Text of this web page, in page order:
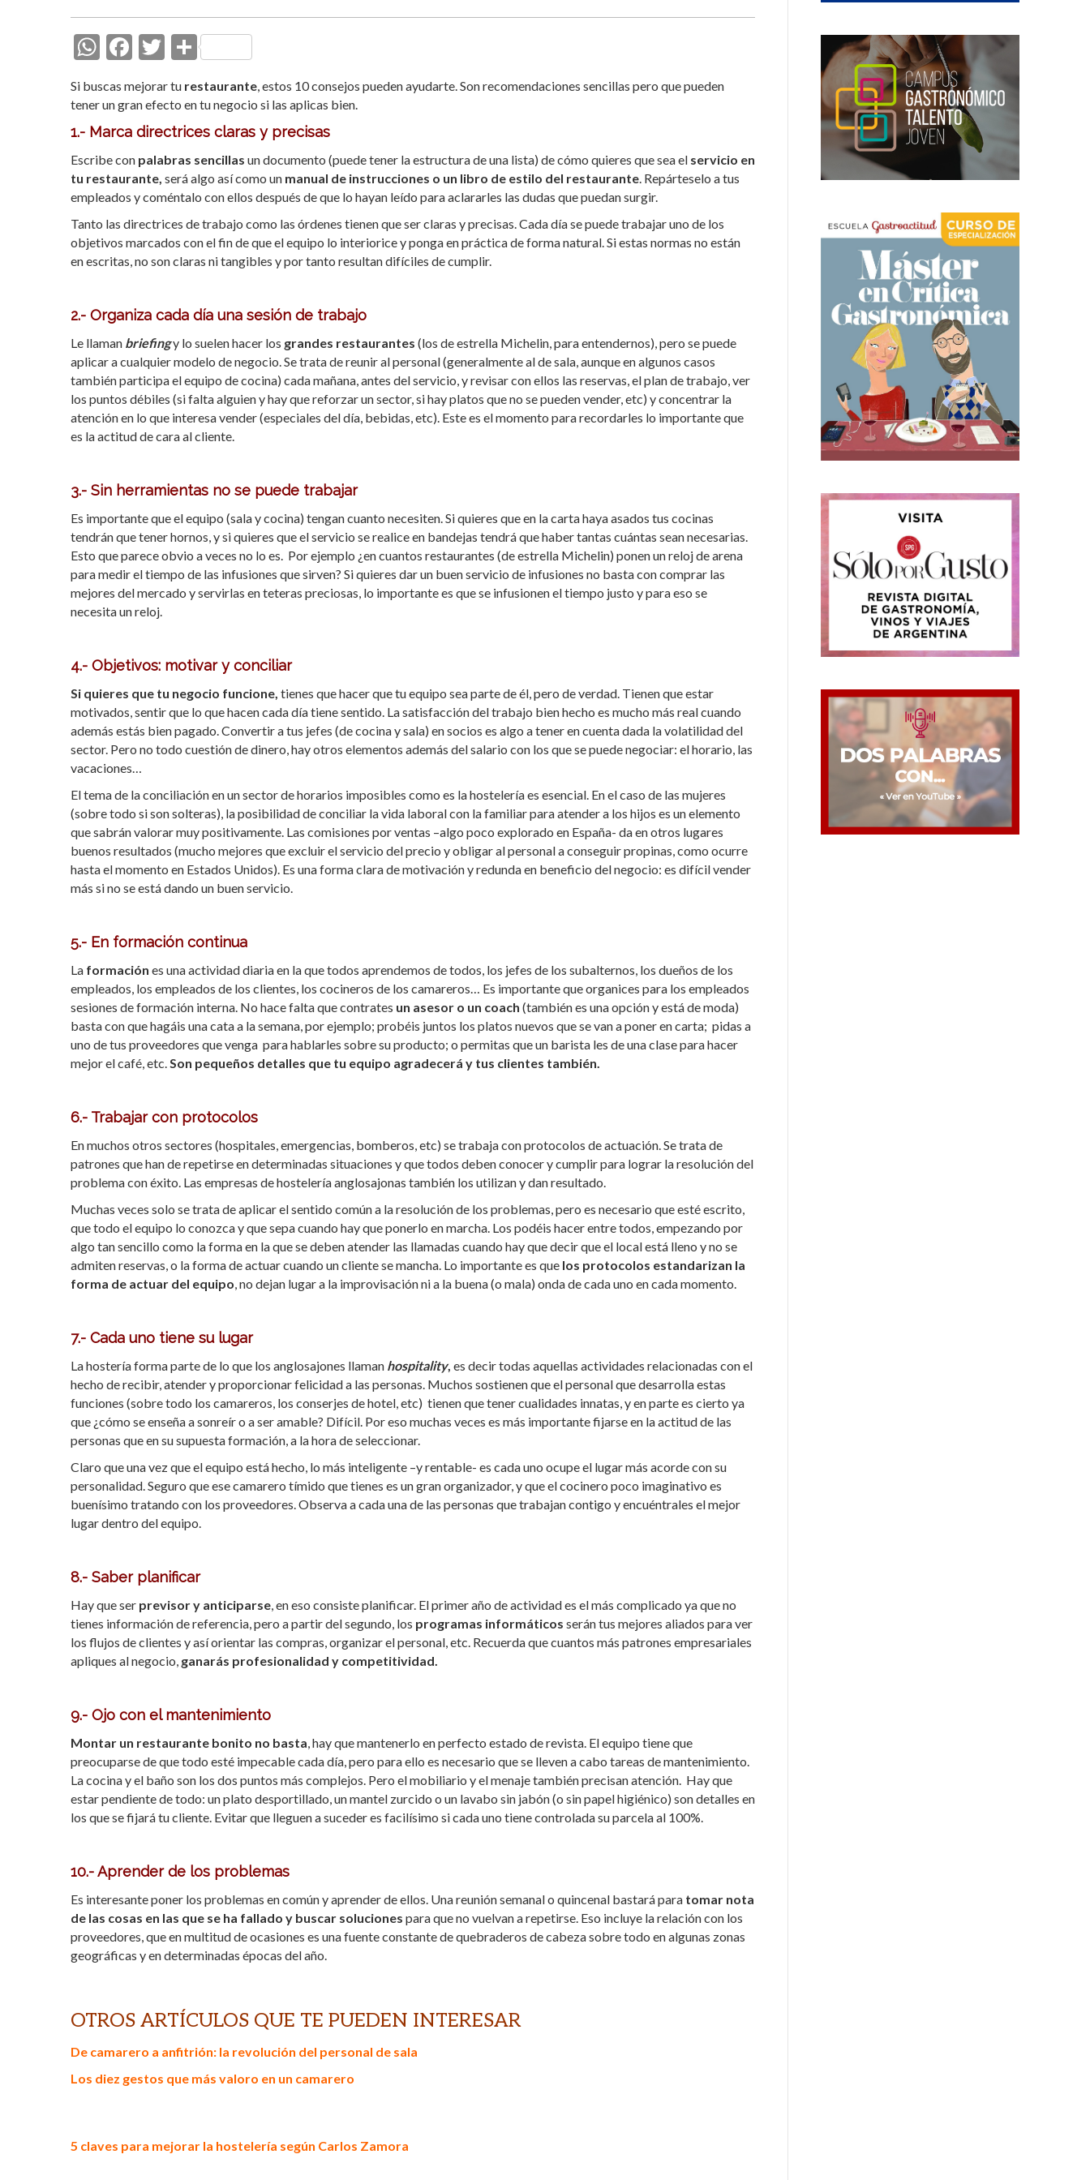
W
at
s
A
p
p
F
e
b
o
o
k
T
itt
er
C
m
p
ar
ti
r
Si buscas mejorar tu restaurante, estos 10 consejos pueden ayudarte. Son recomendaciones sencillas pero que pueden
tener un gran efecto en tu negocio si las aplicas bien.
1.- Marca directrices claras y precisas
Escribe con palabras sencillas un documento (puede tener la estructura de una lista) de cómo quieres que sea el servicio en
tu restaurante, será algo así como un manual de instrucciones o un libro de estilo del restaurante. Repárteselo a tus
empleados y coméntalo con ellos después de que lo hayan leído para aclararles las dudas que puedan surgir.
Tanto las directrices de trabajo como las órdenes tienen que ser claras y precisas. Cada día se puede trabajar uno de los
objetivos marcados con el fin de que el equipo lo interiorice y ponga en práctica de forma natural. Si estas normas no están
en escritas, no son claras ni tangibles y por tanto resultan difíciles de cumplir.
2.- Organiza cada día una sesión de trabajo
Le llaman briefingy lo suelen hacer los grandes restaurantes (los de estrella Michelin, para entendernos), pero se puede
aplicar a cualquier modelo de negocio. Se trata de reunir al personal (generalmente al de sala, aunque en algunos casos
también participa el equipo de cocina) cada mañana, antes del servicio, y revisar con ellos las reservas, el plan de trabajo, ver
los puntos débiles (si falta alguien y hay que reforzar un sector, si hay platos que no se pueden vender, etc) y concentrar la
atención en lo que interesa vender (especiales del día, bebidas, etc). Este es el momento para recordarles lo importante que
es la actitud de cara al cliente.
3.- Sin herramientas no se puede trabajar
Es importante que el equipo (sala y cocina) tengan cuanto necesiten. Si quieres que en la carta haya asados tus cocinas
tendrán que tener hornos, y si quieres que el servicio se realice en bandejas tendrá que haber tantas cuántas sean necesarias.
Esto que parece obvio a veces no lo es. Por ejemplo ¿en cuantos restaurantes (de estrella Michelin) ponen un reloj de arena
para medir el tiempo de las infusiones que sirven? Si quieres dar un buen servicio de infusiones no basta con comprar las
mejores del mercado y servirlas en teteras preciosas, lo importante es que se infusionen el tiempo justo y para eso se
necesita un reloj.
4.- Objetivos: motivar y conciliar
Si quieres que tu negocio funcione, tienes que hacer que tu equipo sea parte de él, pero de verdad. Tienen que estar
motivados, sentir que lo que hacen cada día tiene sentido. La satisfacción del trabajo bien hecho es mucho más real cuando
además estás bien pagado. Convertir a tus jefes (de cocina y sala) en socios es algo a tener en cuenta dada la volatilidad del
sector. Pero no todo cuestión de dinero, hay otros elementos además del salario con los que se puede negociar: el horario, las
vacaciones…
El tema de la conciliación en un sector de horarios imposibles como es la hostelería es esencial. En el caso de las mujeres
(sobre todo si son solteras), la posibilidad de conciliar la vida laboral con la familiar para atender a los hijos es un elemento
que sabrán valorar muy positivamente. Las comisiones por ventas –algo poco explorado en España- da en otros lugares
buenos resultados (mucho mejores que excluir el servicio del precio y obligar al personal a conseguir propinas, como ocurre
hasta el momento en Estados Unidos). Es una forma clara de motivación y redunda en beneficio del negocio: es difícil vender
más si no se está dando un buen servicio.
5.- En formación continua
La formación es una actividad diaria en la que todos aprendemos de todos, los jefes de los subalternos, los dueños de los
empleados, los empleados de los clientes, los cocineros de los camareros… Es importante que organices para los empleados
sesiones de formación interna. No hace falta que contrates un asesor o un coach (también es una opción y está de moda)
basta con que hagáis una cata a la semana, por ejemplo; probéis juntos los platos nuevos que se van a poner en carta; pidas a
uno de tus proveedores que venga para hablarles sobre su producto; o permitas que un barista les de una clase para hacer
mejor el café, etc.Son pequeños detalles que tu equipo agradecerá y tus clientes también.
6.- Trabajar con protocolos
En muchos otros sectores (hospitales, emergencias, bomberos, etc) se trabaja con protocolos de actuación. Se trata de
patrones que han de repetirse en determinadas situaciones y que todos deben conocer y cumplir para lograr la resolución del
problema con éxito. Las empresas de hostelería anglosajonas también los utilizan y dan resultado.
Muchas veces solo se trata de aplicar el sentido común a la resolución de los problemas, pero es necesario que esté escrito,
que todo el equipo lo conozca y que sepa cuando hay que ponerlo en marcha. Los podéis hacer entre todos, empezando por
algo tan sencillo como la forma en la que se deben atender las llamadas cuando hay que decir que el local está lleno y no se
admiten reservas, o la forma de actuar cuando un cliente se mancha. Lo importante es que los protocolos estandarizan la
forma de actuar del equipo, no dejan lugar a la improvisación ni a la buena (o mala) onda de cada uno en cada momento.
7.- Cada uno tiene su lugar
La hostería forma parte de lo que los anglosajones llaman hospitality, es decir todas aquellas actividades relacionadas con el
hecho de recibir, atender y proporcionar felicidad a las personas. Muchos sostienen que el personal que desarrolla estas
funciones (sobre todo los camareros, los conserjes de hotel, etc) tienen que tener cualidades innatas, y en parte es cierto ya
que ¿cómo se enseña a sonreír o a ser amable? Difícil. Por eso muchas veces es más importante fijarse en la actitud de las
personas que en su supuesta formación, a la hora de seleccionar.
Claro que una vez que el equipo está hecho, lo más inteligente –y rentable- es cada uno ocupe el lugar más acorde con su
personalidad. Seguro que ese camarero tímido que tienes es un gran organizador, y que el cocinero poco imaginativo es
buenísimo tratando con los proveedores. Observa a cada una de las personas que trabajan contigo y encuéntrales el mejor
lugar dentro del equipo.
8.- Saber planificar
Hay que ser previsor y anticiparse, en eso consiste planificar. El primer año de actividad es el más complicado ya que no
tienes información de referencia, pero a partir del segundo, los programas informáticos serán tus mejores aliados para ver
los flujos de clientes y así orientar las compras, organizar el personal, etc. Recuerda que cuantos más patrones empresariales
apliques al negocio, ganarás profesionalidad y competitividad.
9.- Ojo con el mantenimiento
Montar un restaurante bonito no basta, hay que mantenerlo en perfecto estado de revista. El equipo tiene que
preocuparse de que todo esté impecable cada día, pero para ello es necesario que se lleven a cabo tareas de mantenimiento.
La cocina y el baño son los dos puntos más complejos. Pero el mobiliario y el menaje también precisan atención. Hay que
estar pendiente de todo: un plato desportillado, un mantel zurcido o un lavabo sin jabón (o sin papel higiénico) son detalles en
los que se fijará tu cliente. Evitar que lleguen a suceder es facilísimo si cada uno tiene controlada su parcela al 100%.
10.- Aprender de los problemas
Es interesante poner los problemas en común y aprender de ellos. Una reunión semanal o quincenal bastará para tomar nota
de las cosas en las que se ha fallado y buscar soluciones para que no vuelvan a repetirse. Eso incluye la relación con los
proveedores, que en multitud de ocasiones es una fuente constante de quebraderos de cabeza sobre todo en algunas zonas
geográficas y en determinadas épocas del año.
OTROS ARTÍCULOS QUE TE PUEDEN INTERESAR
De camarero a anfitrión: la revolución del personal de sala
Los diez gestos que más valoro en un camarero
5 claves para mejorar la hostelería según Carlos Zamora